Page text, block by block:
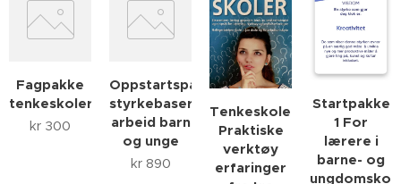
Fagpakke
tenkeskoler
kr 300
Oppstartspakke
styrkebasert
arbeid barn
og unge
kr 890
Tenkeskoler.
Praktiske
verktøy
erfaringer
Startpakke
1 For
lærere i
barne- og